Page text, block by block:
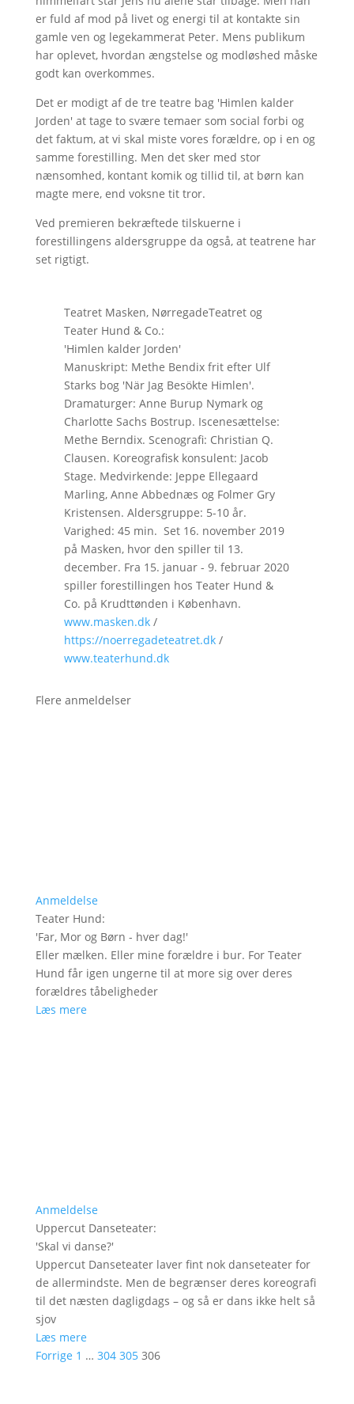
er fuld af mod på livet og energi til at kontakte sin
gamle ven og legekammerat Peter. Mens publikum
har oplevet, hvordan ængstelse og modløshed måske
godt kan overkommes.
Det er modigt af de tre teatre bag 'Himlen kalder
Jorden' at tage to svære temaer som social forbi og
det faktum, at vi skal miste vores forældre, op i en og
samme forestilling. Men det sker med stor
nænsomhed, kontant komik og tillid til, at børn kan
magte mere, end voksne tit tror.
Ved premieren bekræftede tilskuerne i
forestillingens aldersgruppe da også, at teatrene har
set rigtigt.
Teatret Masken, NørregadeTeatret og
Teater Hund & Co.:
'Himlen kalder Jorden'
Manuskript: Methe Bendix frit efter Ulf
Starks bog 'När Jag Besökte Himlen'.
Dramaturger: Anne Burup Nymark og
Charlotte Sachs Bostrup. Iscenesættelse:
Methe Berndix. Scenografi: Christian Q.
Clausen. Koreografisk konsulent: Jacob
Stage. Medvirkende: Jeppe Ellegaard
Marling, Anne Abbednæs og Folmer Gry
Kristensen. Aldersgruppe: 5-10 år.
Varighed: 45 min. Set 16. november 2019
på Masken, hvor den spiller til 13.
december. Fra 15. januar - 9. februar 2020
spiller forestillingen hos Teater Hund &
Co. på Krudttønden i København.
www.masken.dk/
https://noerregadeteatret.dk/
www.teaterhund.dk
Flere anmeldelser
Anmeldelse
Teater Hund:
'Far, Mor og Børn - hver dag!'
Eller mælken. Eller mine forældre i bur. For Teater
Hund får igen ungerne til at more sig over deres
forældres tåbeligheder
Læs mere
Anmeldelse
Uppercut Danseteater:
'Skal vi danse?'
Uppercut Danseteater laver fint nok danseteater for
de allermindste. Men de begrænser deres koreografi
til det næsten dagligdags – og så er dans ikke helt så
sjov
Læs mere
Forrige 1 … 304 305 306